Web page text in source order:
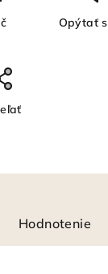
Opýtať
Hodnotenie